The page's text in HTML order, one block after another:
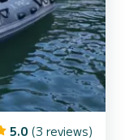
5.0 (3 reviews)